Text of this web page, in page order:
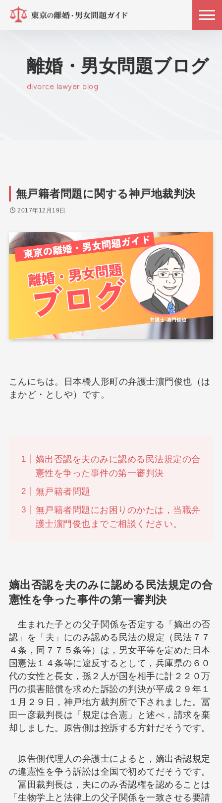
離婚・男女問題ブログ
divorce lawyer blog
無戸籍者問題に関する神戸地裁判決
2017年12月19日
こんにちは。日本橋人形町の弁護士濵門俊也（は
まかど・としや）です。
嫡出否認を夫のみに認める民法規定の合
憲性を争った事件の第一審判決
無戸籍者問題
無戸籍者問題にお困りのかたは，当職弁
護士濵門俊也までご相談ください。
嫡出否認を夫のみに認める民法規定の合
憲性を争った事件の第一審判決
生まれた子との父子関係を否定する「嫡出の否
認」を「夫」にのみ認める民法の規定（民法７７
４条，同７７５条等）は，男女平等を定めた日本
国憲法１４条等に違反するとして，兵庫県の６０
代の女性と長女，孫２人が国を相手に計２２０万
円の損害賠償を求めた訴訟の判決が平成２９年１
１月２９日，神戸地方裁判所で下されました。冨
田一彦裁判長は「規定は合憲」と述べ，請求を棄
却しました。原告側は控訴する方針だそうです。
原告側代理人の弁護士によると，嫡出否認規定
の違憲性を争う訴訟は全国で初めてだそうです。
冨田裁判長は，夫にのみ否認権を認めることは
「生物学上と法律上の父子関係を一致させる要請